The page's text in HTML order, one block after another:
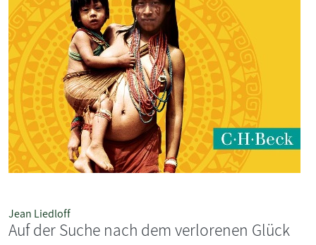
Jean Liedloff
Auf der Suche nach dem verlorenen Glück